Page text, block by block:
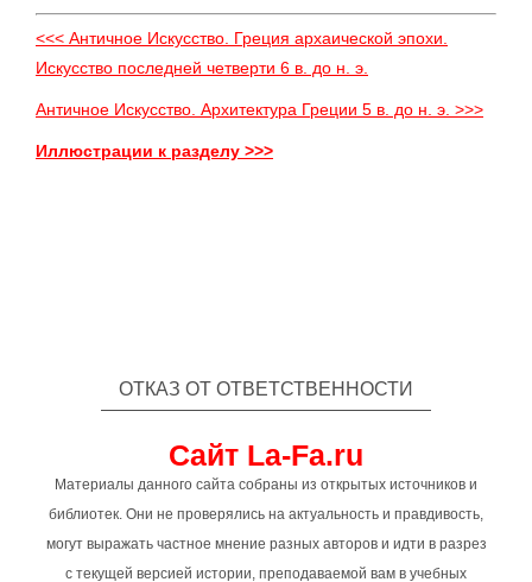
<<< Античное Искусство. Греция архаической эпохи.
Искусство последней четверти 6 в. до н. э.
Античное Искусство. Архитектура Греции 5 в. до н. э. >>>
Иллюстрации к разделу >>>
ОТКАЗ ОТ ОТВЕТСТВЕННОСТИ
Сайт La-Fa.ru
Материалы данного сайта собраны из открытых источников и
библиотек. Они не проверялись на актуальность и правдивость,
могут выражать частное мнение разных авторов и идти в разрез
с текущей версией истории, преподаваемой вам в учебных